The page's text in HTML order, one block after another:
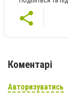
Коментарі
Авторизуватись